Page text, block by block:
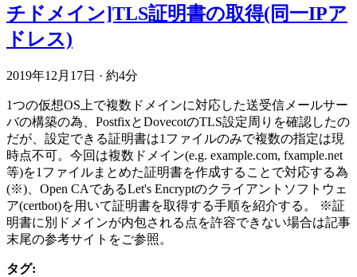
チドメイン]TLS証明書の取得(同一IPア
ドレス)
2019年12月17日 · 約4分
1つの仮想OS上で複数ドメインに対応した送受信メールサー
バの構築の為、PostfixとDovecotのTLS設定周りを確認したの
だが、設定できる証明書は1ファイルのみで複数の指定は現
時点不可。今回は複数ドメイン(e.g. example.com, fxample.net
等)を1ファイルまとめた証明書を作成することで対応する為
(※)、Open CAであるLet's Encryptのクライアントソフトウェ
ア(certbot)を用いて証明書を取得する手順を紹介する。 ※証
明書に別ドメインが内包される点を許容できない場合は記事
末尾の参考サイトをご参照。
タグ: